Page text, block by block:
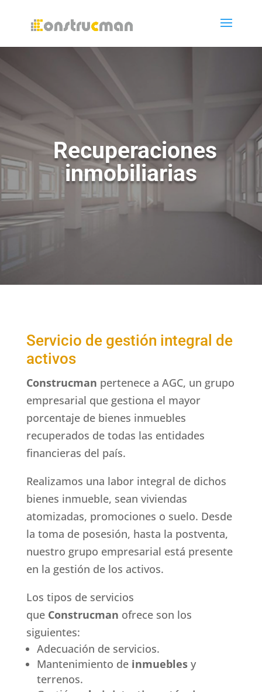
Recuperaciones
inmobiliarias
Servicio de gestión integral de
activos
Construcman pertenece a AGC, un grupo
empresarial que gestiona el mayor
porcentaje de bienes inmuebles
recuperados de todas las entidades
financieras del país.
Realizamos una labor integral de dichos
bienes inmueble, sean viviendas
atomizadas, promociones o suelo. Desde
la toma de posesión, hasta la postventa,
nuestro grupo empresarial está presente
en la gestión de los activos.
Los tipos de servicios
que Construcman ofrece son los
siguientes:
Adecuación de servicios.
Mantenimiento de inmuebles y
terrenos.